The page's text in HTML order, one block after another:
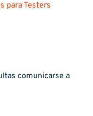
para Testers
comunicarse a